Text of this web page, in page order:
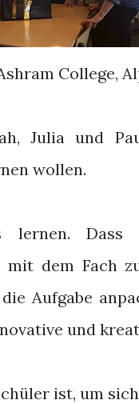
College,
Julia und
wollen.
lernen.
mit dem Fach
Aufgabe
und
ist, um